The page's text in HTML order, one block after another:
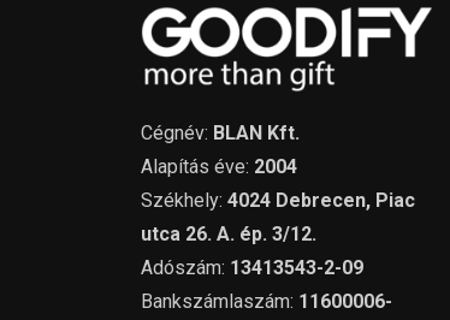
Cégnév: BLAN Kft.
Alapítás éve: 2004
Székhely: 4024 Debrecen, Piac
utca 26. A. ép. 3/12.
Adószám: 13413543-2-09
Bankszámlaszám: 11600006-